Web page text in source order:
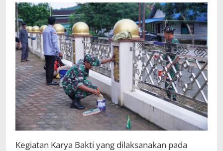
Kegiatan Karya Bakti yang dilaksanakan pada